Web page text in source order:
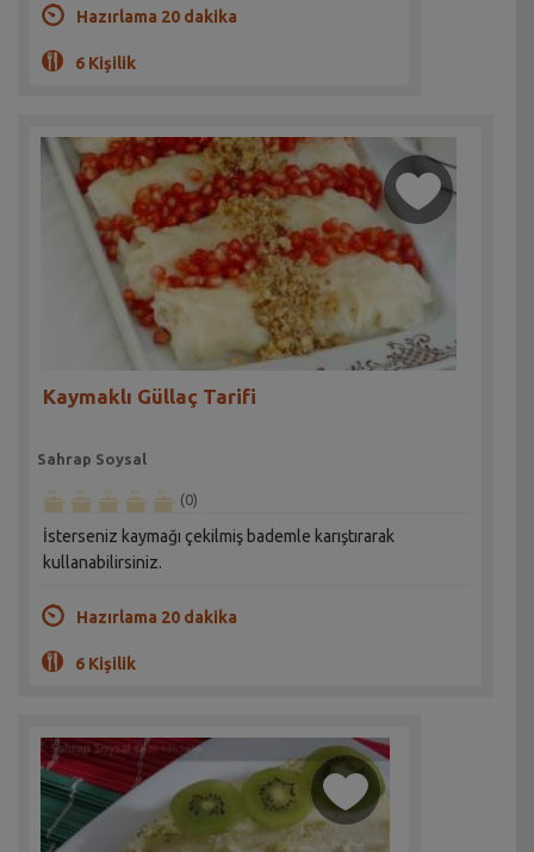
Hazırlama 20 dakika
6 Kişilik
Kaymaklı Güllaç Tarifi
Sahrap Soysal
(0)
İsterseniz kaymağı çekilmiş bademle karıştırarak
kullanabilirsiniz.
Hazırlama 20 dakika
6 Kişilik